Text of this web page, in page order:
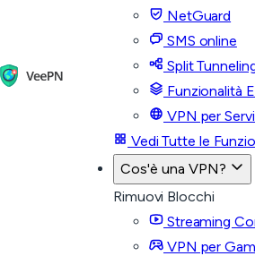
NetGuard
SMS online
Split
Funzionalità
VPN per
Vedi Tutte le
Cos'è una VPN?
Rimuovi Blocchi
Streaming
VPN per